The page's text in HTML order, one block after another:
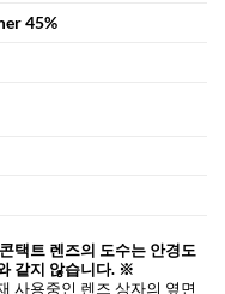
45%
택트 렌즈의 도수는 안경도
같지 않습니다. ※
사용중인 렌즈 상자의 옆면